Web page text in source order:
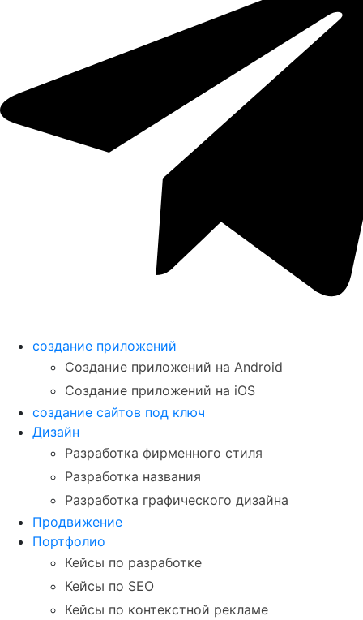
создание приложений
Создание приложений на Android
Создание приложений на iOS
создание сайтов под ключ
Дизайн
Разработка фирменного стиля
Разработка названия
Разработка графического дизайна
Продвижение
Портфолио
Кейсы по разработке
Кейсы по SEO
Кейсы по контекстной рекламе